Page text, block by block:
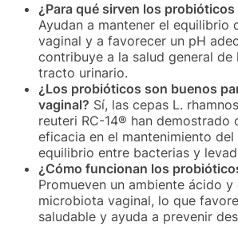
¿Para qué sirven los probióticos
Ayudan a mantener el equilibrio
vaginal y a favorecer un pH
contribuye a la salud general de
tracto urinario.
¿Los probióticos son buenos
vaginal? Sí, las cepas L.
reuteri RC-14® han demostrado
eficacia en el mantenimiento
equilibrio entre bacterias y
¿Cómo funcionan los
Promueven un ambiente ácido
microbiota vaginal, lo que
saludable y ayuda a prevenir